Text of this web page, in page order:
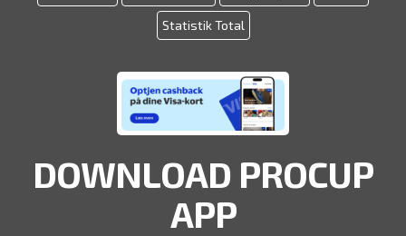
Statistik Total
DOWNLOAD PROCUP
APP